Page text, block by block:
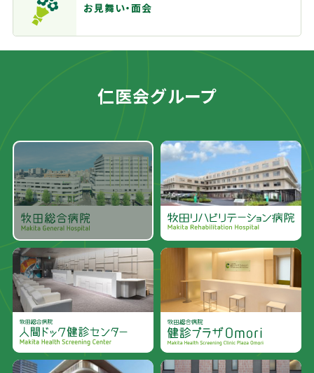
お見舞い・面会
仁医会グループ